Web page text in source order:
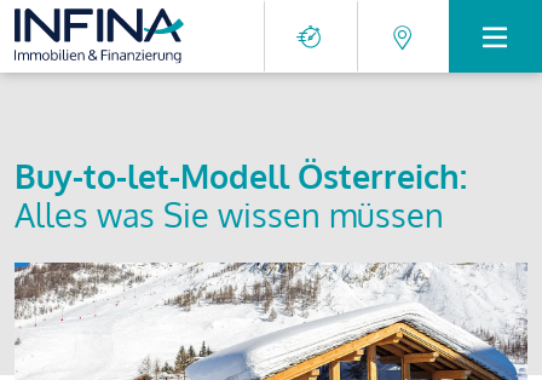
Buy-to-let-Modell Österreich:
Alles was Sie wissen müssen